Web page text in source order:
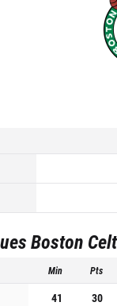
Boston
Min Pts
41 30